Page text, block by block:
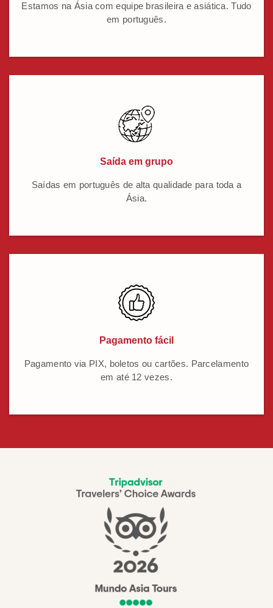
Estamos na Ásia com equipe brasileira e asiática. Tudo
em português.
Saída em grupo
Saídas em português de alta qualidade para toda a
Ásia.
Pagamento fácil
Pagamento via PIX, boletos ou cartões. Parcelamento
em até 12 vezes.